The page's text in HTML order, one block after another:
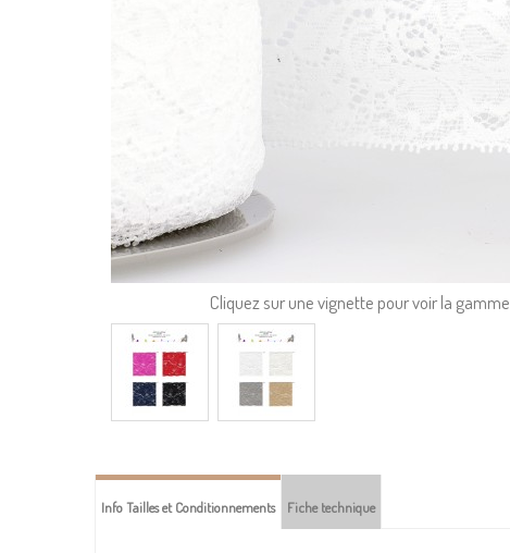
Cliquez sur une vignette pour voir la gamme
Info Tailles et Conditionnements Fiche technique